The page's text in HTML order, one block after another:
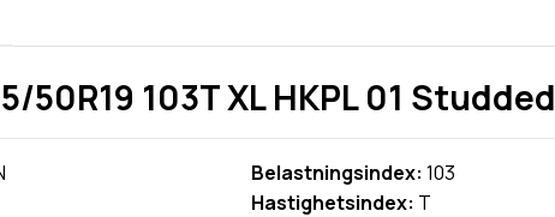
50R19 103T XL HKPL 01 Studded
Belastningsindex: 103
Hastighetsindex: T